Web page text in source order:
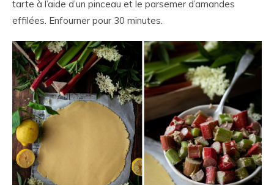
tarte à l’aide d’un pinceau et le parsemer d’amandes
effilées. Enfourner pour 30 minutes.